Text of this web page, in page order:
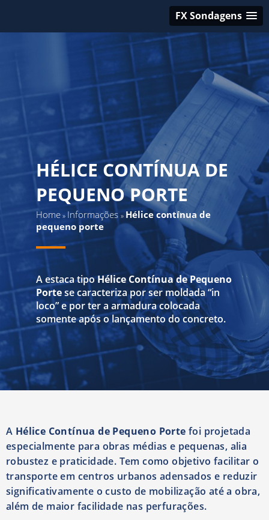
FX Sondagens
HÉLICE CONTÍNUA DE
PEQUENO PORTE
Home» Informações »Hélice contínua de
pequeno porte
A estaca tipoHélice Contínua de Pequeno
Portese caracteriza por ser moldada “in
loco” e por ter a armadura colocada
somente após o lançamento do concreto.
A Hélice Contínua de Pequeno Porte foi projetada
especialmente para obras médias e pequenas, alia
robustez e praticidade. Tem como objetivo facilitar o
transporte em centros urbanos adensados e reduzir
significativamente o custo de mobilização até a obra,
além de maior facilidade nas perfurações.